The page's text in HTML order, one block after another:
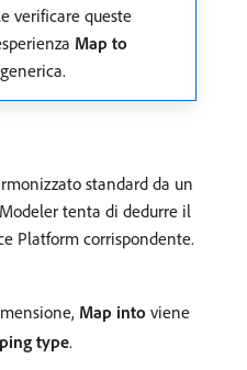
verificare queste
Map to
generica.
standard da un
tenta di dedurre il
Platform corrispondente.
Map into viene
type.